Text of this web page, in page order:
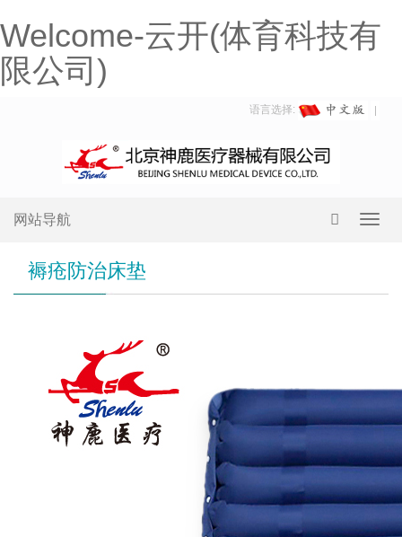
Welcome-云开(体育科技有
限公司)
语言选择:
网站导航
褥疮防治床垫